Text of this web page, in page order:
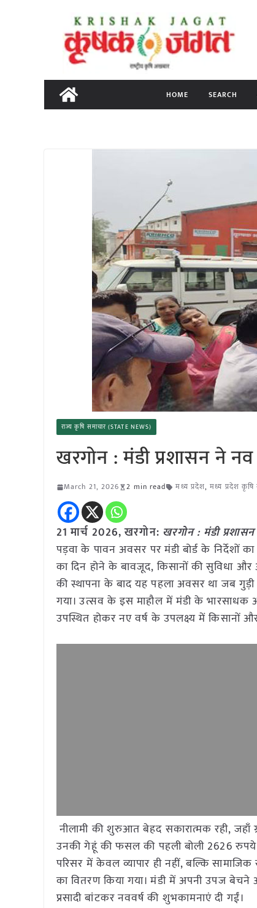
content
HOME SEARCH
राज्य कृषि समाचार (STATE NEWS)
खरगोन : मंडी प्रशासन ने नव
March 21, 2026 2 min read मध्य प्रदेश,मध्य प्रदेश कृषि
21 मार्च 2026,खरगोन: खरगोन : मंडी
पड़वा के पावन अवसर पर मंडी बोर्ड के निर्देशों
का दिन होने के बावजूद, किसानों की सुविधा और
की स्थापना के बाद यह पहला अवसर था जब
गया। उत्सव के इस माहौल में मंडी के भारसाधक
उपस्थित होकर नए वर्ष के उपलक्ष्य में किसानों और
नीलामी की शुरुआत बेहद सकारात्मक रही, जहाँ
उनकी गेहूं की फसल की पहली बोली 2626 रुपये
परिसर में केवल व्यापार ही नहीं, बल्कि सामाजिक
का वितरण किया गया। मंडी में अपनी उपज बेचने
प्रसादी बांटकर नववर्ष की शुभकामनाएं दी गईं।